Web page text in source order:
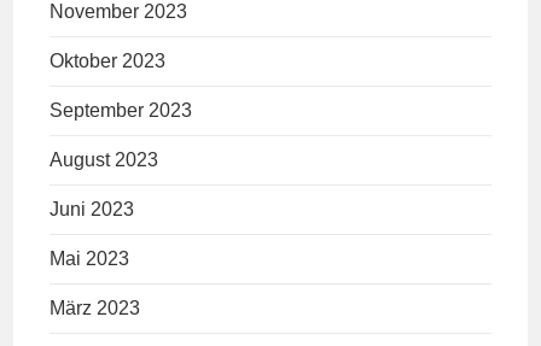
November 2023
Oktober 2023
September 2023
August 2023
Juni 2023
Mai 2023
März 2023